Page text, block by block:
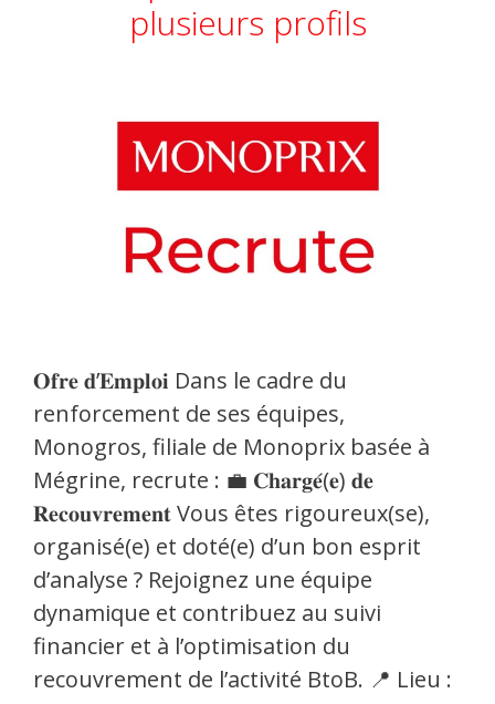
plusieurs profils
𝐎𝐟𝐫𝐞 𝐝’𝐄𝐦𝐩𝐥𝐨𝐢 Dans le cadre du
renforcement de ses équipes,
Monogros, filiale de Monoprix basée à
Mégrine, recrute : 💼 𝐂𝐡𝐚𝐫𝐠𝐞́(𝐞) 𝐝𝐞
𝐑𝐞𝐜𝐨𝐮𝐯𝐫𝐞𝐦𝐞𝐧𝐭 Vous êtes rigoureux(se),
organisé(e) et doté(e) d’un bon esprit
d’analyse ? Rejoignez une équipe
dynamique et contribuez au suivi
financier et à l’optimisation du
recouvrement de l’activité BtoB. 📍 Lieu :